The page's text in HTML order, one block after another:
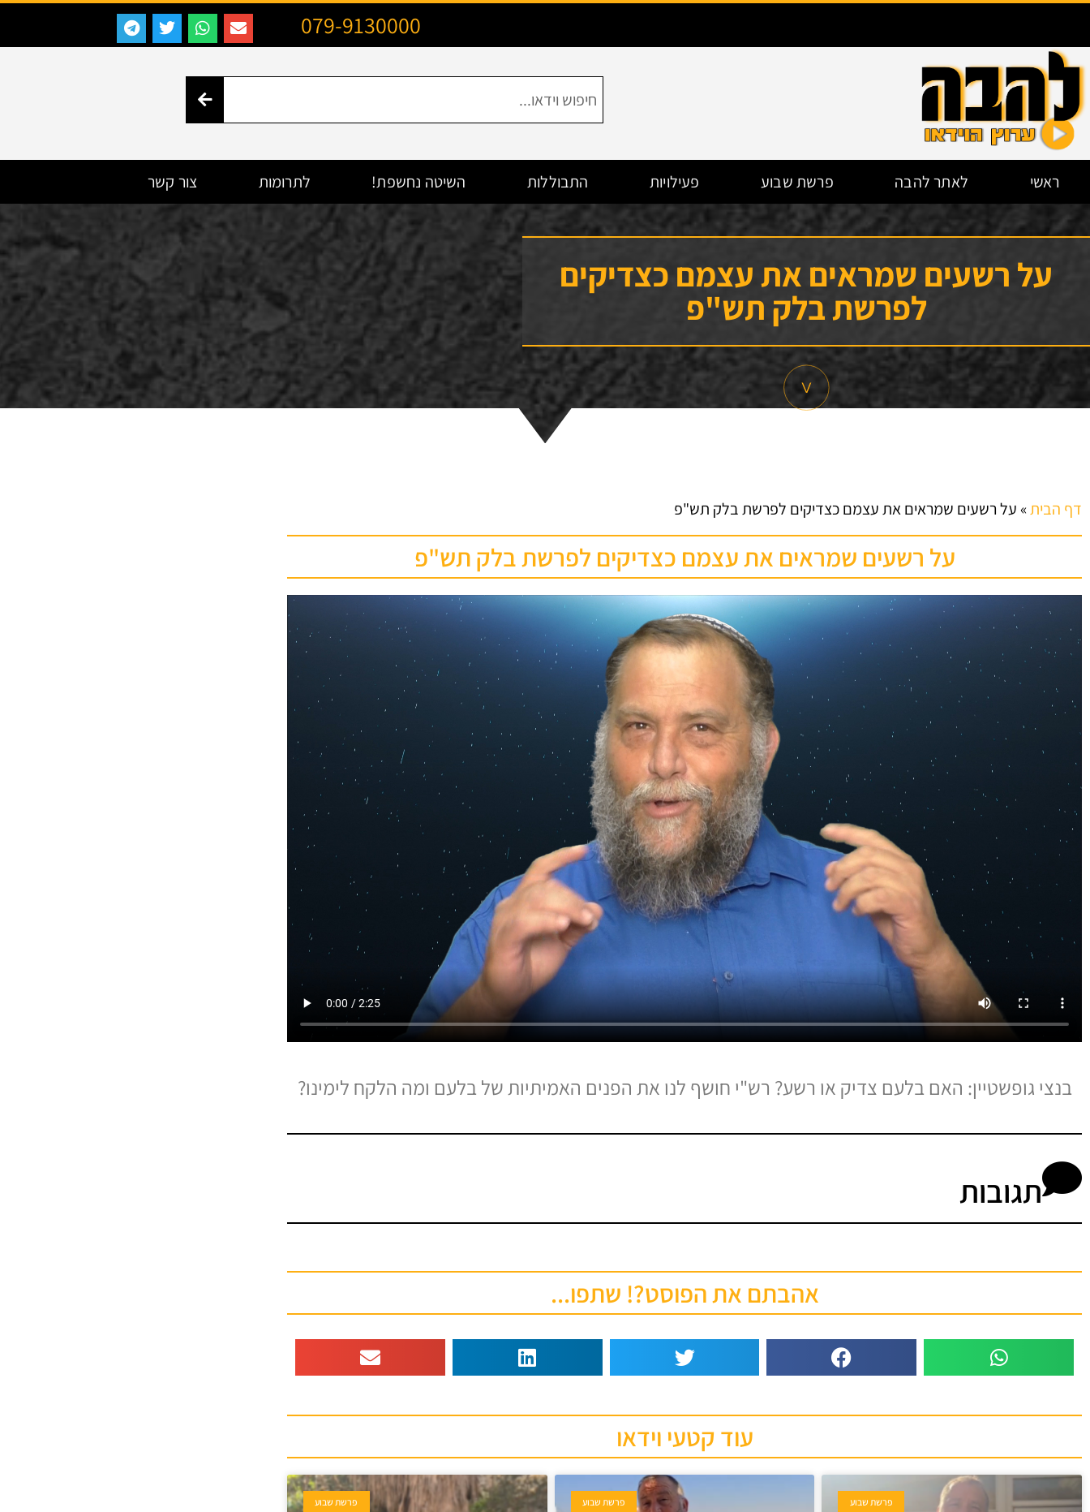
079-9130000
ראשי לאתר להבה פרשת שבוע פעילויות התבוללות השיטה נחשפת! לתרומות צור קשר
על רשעים שמראים את עצמם כצדיקים
לפרשת בלק תש"פ
דף הבית» על רשעים שמראים את עצמם כצדיקים לפרשת בלק תש"פ
על רשעים שמראים את עצמם כצדיקים לפרשת בלק תש"פ
בנצי גופשטיין: האם בלעם צדיק או רשע? רש"י חושף לנו את הפנים האמיתיות של בלעם ומה הלקח לימינו?
תגובות
אהבתם את הפוסט?! שתפו...
עוד קטעי וידאו
פרשת שבוע פרשת שבוע פרשת שבוע